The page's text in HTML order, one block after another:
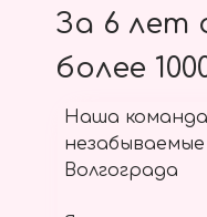
За 6 лет
более
Наша
Волгограда